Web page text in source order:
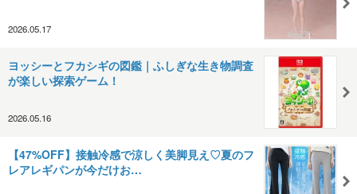
2026.05.17
ヨッシーとフカシギの図鑑｜ふしぎな生き物調査
が楽しい探索ゲーム！
2026.05.16
【47%OFF】接触冷感で涼しく美脚見え♡夏のフ
レアレギパンが今だけお…